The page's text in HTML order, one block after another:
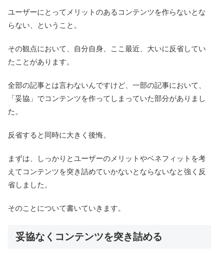
ユーザーにとってメリットのあるコンテンツを作らないとな
らない、ということ。
その観点において、自分自身、ここ最近、大いに反省してい
たことがあります。
全部の記事とは言わないんですけど、一部の記事において、
「妥協」でコンテンツを作ってしまっていた部分がありまし
た。
反省すると同時に大きく後悔。
まずは、しっかりとユーザーのメリットやベネフィットを考
えてコンテンツを突き詰めていかないとならないなと強く反
省しました。
そのことについて書いていきます。
妥協なくコンテンツを突き詰める